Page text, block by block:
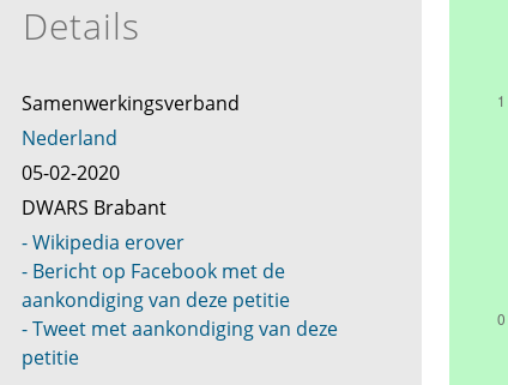
Details
Samenwerkingsverband
Nederland
05-02-2020
DWARS Brabant
- Wikipedia erover
- Bericht op Facebook met de
aankondiging van deze petitie
- Tweet met aankondiging van deze
petitie